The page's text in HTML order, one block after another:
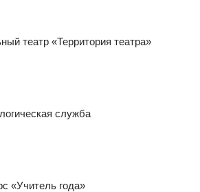
театр «Территория театра»
служба
«Учитель года»